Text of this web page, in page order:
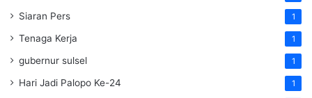
Siaran Pers 1
Tenaga Kerja 1
gubernur sulsel 1
Hari Jadi Palopo Ke-24 1